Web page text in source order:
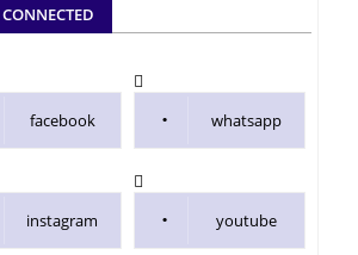
facebook whatsapp
instagram youtube